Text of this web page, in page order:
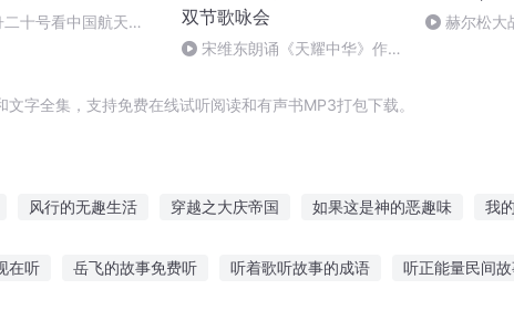
二十号看中国航天
双节歌咏会
宋维东朗诵《天耀中华》作
赫尔松大
字全集，支持免费在线试听阅读和有声书MP3打包下载。
风行的无趣生活 穿越之大庆帝国 如果这是神的恶趣味 我
在听 岳飞的故事免费听 听着歌听故事的成语 听正能量民间